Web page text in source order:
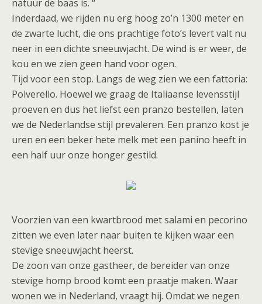
natuur de baas is. “
Inderdaad, we rijden nu erg hoog zo’n 1300 meter en
de zwarte lucht, die ons prachtige foto’s levert valt nu
neer in een dichte sneeuwjacht. De wind is er weer, de
kou en we zien geen hand voor ogen.
Tijd voor een stop. Langs de weg zien we een fattoria:
Polverello. Hoewel we graag de Italiaanse levensstijl
proeven en dus het liefst een pranzo bestellen, laten
we de Nederlandse stijl prevaleren. Een pranzo kost je
uren en een beker hete melk met een panino heeft in
een half uur onze honger gestild.
Voorzien van een kwartbrood met salami en pecorino
zitten we even later naar buiten te kijken waar een
stevige sneeuwjacht heerst.
De zoon van onze gastheer, de bereider van onze
stevige homp brood komt een praatje maken. Waar
wonen we in Nederland, vraagt hij. Omdat we negen